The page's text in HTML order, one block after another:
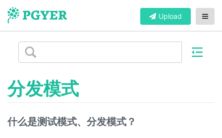
Upload
分发模式
什么是测试模式、分发模式？